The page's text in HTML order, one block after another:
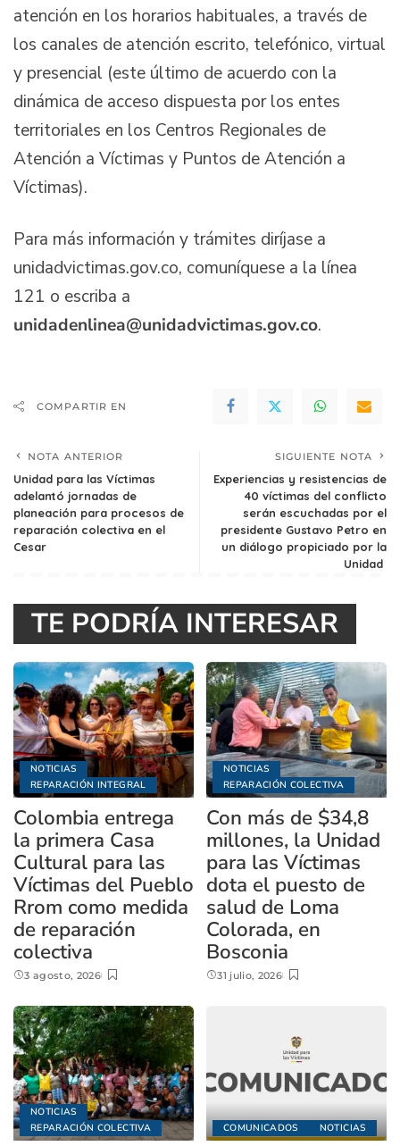
atención en los horarios habituales, a través de
los canales de atención escrito, telefónico, virtual
y presencial (este último de acuerdo con la
dinámica de acceso dispuesta por los entes
territoriales en los Centros Regionales de
Atención a Víctimas y Puntos de Atención a
Víctimas).
Para más información y trámites diríjase a
unidadvictimas.gov.co, comuníquese a la línea
121 o escriba a
unidadenlinea@unidadvictimas.gov.co.
COMPARTIR EN
NOTA ANTERIOR
Unidad para las Víctimas
adelantó jornadas de
planeación para procesos de
reparación colectiva en el
Cesar
SIGUIENTE NOTA
Experiencias y resistencias de
40 víctimas del conflicto
serán escuchadas por el
presidente Gustavo Petro en
un diálogo propiciado por la
Unidad
TE PODRÍA INTERESAR
NOTICIAS
REPARACIÓN INTEGRAL
Colombia entrega
la primera Casa
Cultural para las
Víctimas del Pueblo
Rrom como medida
de reparación
colectiva
3 agosto, 2026
NOTICIAS
REPARACIÓN COLECTIVA
Con más de $34,8
millones, la Unidad
para las Víctimas
dota el puesto de
salud de Loma
Colorada, en
Bosconia
31 julio, 2026
NOTICIAS
REPARACIÓN COLECTIVA
COMUNICADOS NOTICIAS